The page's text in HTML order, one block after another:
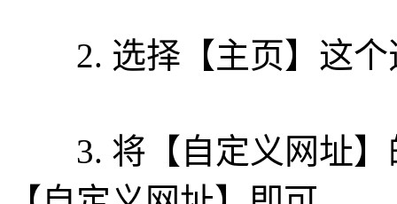
2. 选择【主页】这个
3. 将【自定义网址】